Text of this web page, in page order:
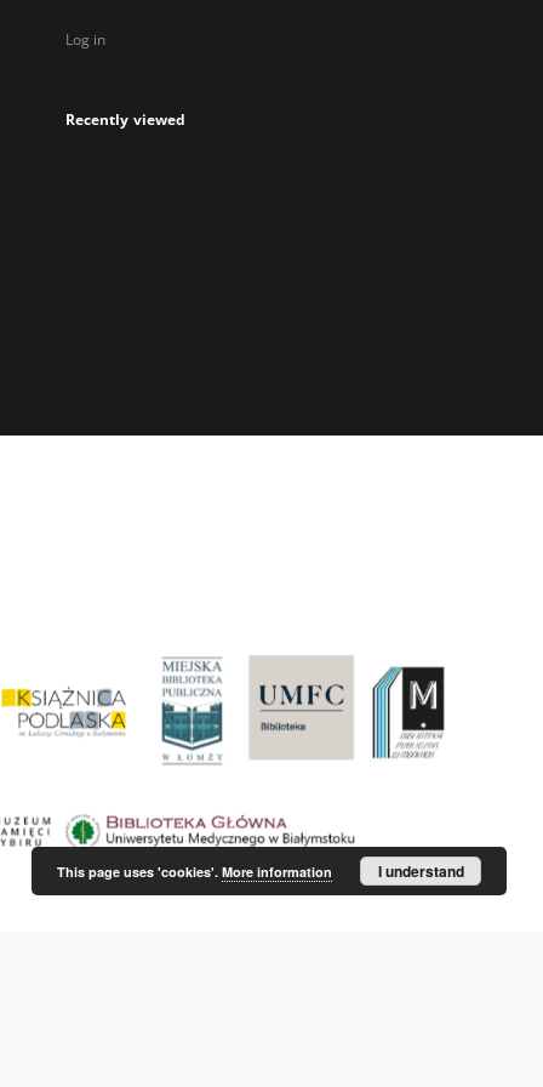
Log in
Recently viewed
This page uses 'cookies'. More information I understand